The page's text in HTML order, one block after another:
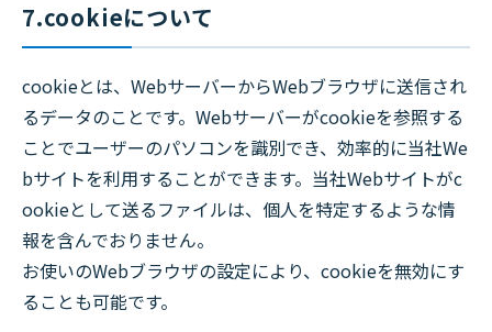
7.cookieについて
cookieとは、WebサーバーからWebブラウザに送信され
るデータのことです。Webサーバーがcookieを参照する
ことでユーザーのパソコンを識別でき、効率的に当社We
bサイトを利用することができます。当社Webサイトがc
ookieとして送るファイルは、個人を特定するような情
報を含んでおりません。
お使いのWebブラウザの設定により、cookieを無効にす
ることも可能です。